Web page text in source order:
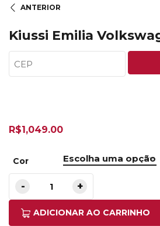
ANTERIOR
Kiussi Emilia
R$1,049.00
Cor
ADICIONAR AO CARRINHO